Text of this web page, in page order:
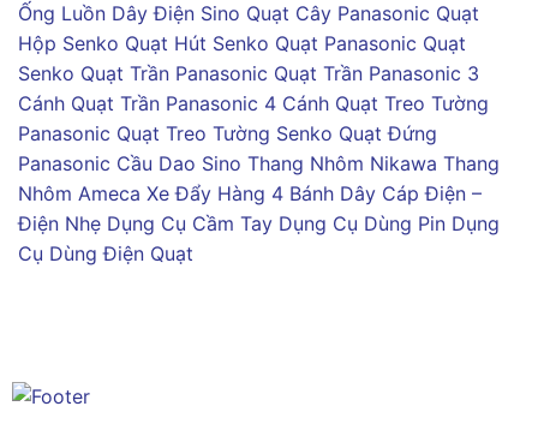
Ống Luồn Dây Điện Sino Quạt Cây Panasonic Quạt
Hộp Senko Quạt Hút Senko Quạt Panasonic Quạt
Senko Quạt Trần Panasonic Quạt Trần Panasonic 3
Cánh Quạt Trần Panasonic 4 Cánh Quạt Treo Tường
Panasonic Quạt Treo Tường Senko Quạt Đứng
Panasonic Cầu Dao Sino Thang Nhôm Nikawa Thang
Nhôm Ameca Xe Đẩy Hàng 4 Bánh Dây Cáp Điện –
Điện Nhẹ Dụng Cụ Cầm Tay Dụng Cụ Dùng Pin Dụng
Cụ Dùng Điện Quạt